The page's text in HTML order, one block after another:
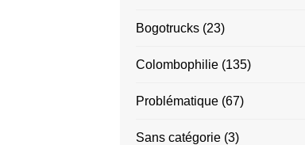
Bogotrucks(23)
Colombophilie(135)
Problématique(67)
Sans catégorie(3)